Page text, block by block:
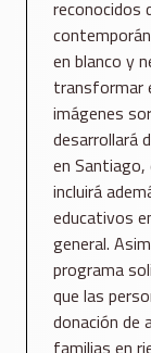
reconocidos
en blanco y
transformar
imágenes
desarrollará
en
incluirá
educativos
general.
programa
que las
donación de